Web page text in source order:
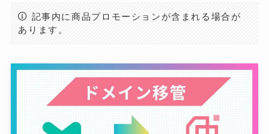
記事内に商品プロモーションが含まれる場合が
あります。